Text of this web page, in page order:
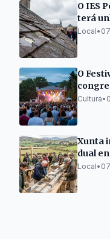
O IES
terá
euros
Local•
O
Cultura•
Xunta
dual
Local•